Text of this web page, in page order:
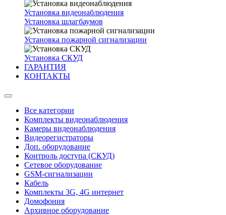
Установка видеонаблюдения
Установка шлагбаумов
Установка пожарной сигнализации
Установка СКУД
ГАРАНТИЯ
КОНТАКТЫ
Все категории
Комплекты видеонаблюдения
Камеры видеонаблюдения
Видеорегистраторы
Доп. оборудование
Контроль доступа (СКУД)
Сетевое оборудование
GSM-сигнализации
Кабель
Комплекты 3G, 4G интернет
Домофония
Архивное оборудование